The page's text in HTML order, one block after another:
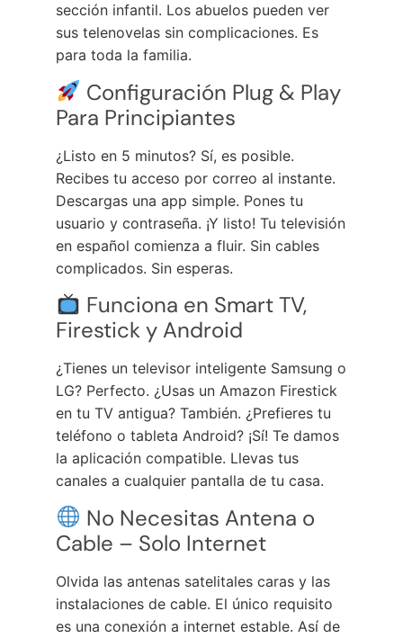
sección infantil. Los abuelos pueden ver
sus telenovelas sin complicaciones. Es
para toda la familia.
Configuración Plug & Play
Para Principiantes
¿Listo en 5 minutos? Sí, es posible.
Recibes tu acceso por correo al instante.
Descargas una app simple. Pones tu
usuario y contraseña. ¡Y listo! Tu televisión
en español comienza a fluir. Sin cables
complicados. Sin esperas.
Funciona en Smart TV,
Firestick y Android
¿Tienes un televisor inteligente Samsung o
LG? Perfecto. ¿Usas un Amazon Firestick
en tu TV antigua? También. ¿Prefieres tu
teléfono o tableta Android? ¡Sí! Te damos
la aplicación compatible. Llevas tus
canales a cualquier pantalla de tu casa.
No Necesitas Antena o
Cable – Solo Internet
Olvida las antenas satelitales caras y las
instalaciones de cable. El único requisito
es una conexión a internet estable. Así de